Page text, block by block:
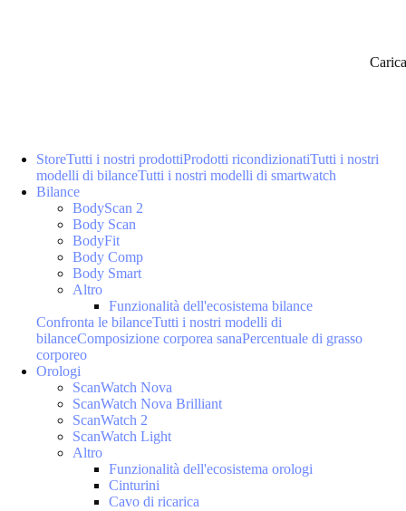
StoreTutti i nostri prodottiProdotti ricondizionatiTutti i nostri
modelli di bilanceTutti i nostri modelli di smartwatch
Bilance
BodyScan 2
Body Scan
BodyFit
Body Comp
Body Smart
Altro
Funzionalità dell'ecosistema bilance
Confronta le bilanceTutti i nostri modelli di
bilanceComposizione corporea sanaPercentuale di grasso
corporeo
Orologi
ScanWatch Nova
ScanWatch Nova Brilliant
ScanWatch 2
ScanWatch Light
Altro
Funzionalità dell'ecosistema orologi
Cinturini
Cavo di ricarica